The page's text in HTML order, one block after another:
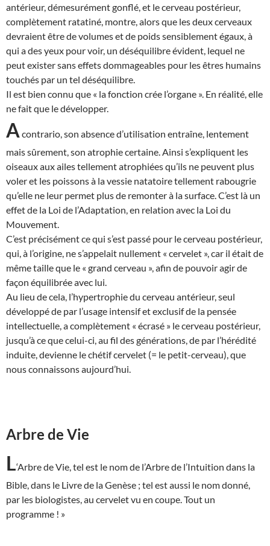
antérieur, démesurément gonflé, et le cerveau postérieur,
complètement ratatiné, montre, alors que les deux cerveaux
devraient être de volumes et de poids sensiblement égaux, à
qui a des yeux pour voir, un déséquilibre évident, lequel ne
peut exister sans effets dommageables pour les êtres humains
touchés par un tel déséquilibre.
Il est bien connu que « la fonction crée l’organe ». En réalité, elle
ne fait que le développer.
A contrario, son absence d’utilisation entraîne, lentement
mais sûrement, son atrophie certaine. Ainsi s’expliquent les
oiseaux aux ailes tellement atrophiées qu’ils ne peuvent plus
voler et les poissons à la vessie natatoire tellement rabougrie
qu’elle ne leur permet plus de remonter à la surface. C’est là un
effet de la Loi de l’Adaptation, en relation avec la Loi du
Mouvement.
C’est précisément ce qui s’est passé pour le cerveau postérieur,
qui, à l’origine, ne s’appelait nullement « cervelet », car il était de
même taille que le « grand cerveau », afin de pouvoir agir de
façon équilibrée avec lui.
Au lieu de cela, l’hypertrophie du cerveau antérieur, seul
développé de par l’usage intensif et exclusif de la pensée
intellectuelle, a complètement « écrasé » le cerveau postérieur,
jusqu’à ce que celui-ci, au fil des générations, de par l’hérédité
induite, devienne le chétif cervelet (= le petit-cerveau), que
nous connaissons aujourd’hui.
Arbre de Vie
L‘Arbre de Vie, tel est le nom de l’Arbre de l’Intuition dans la
Bible, dans le Livre de la Genèse ; tel est aussi le nom donné,
par les biologistes, au cervelet vu en coupe. Tout un
programme ! »